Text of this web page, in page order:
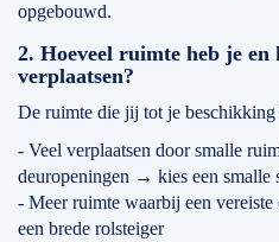
opgebouwd.
2. Hoeveel ruimte heb je en
verplaatsen?
De ruimte die jij tot je beschikking
- Veel verplaatsen door smalle
deuropeningen → kies een smalle
- Meer ruimte waarbij een
een brede rolsteiger